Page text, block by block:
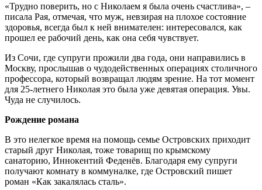
«Трудно поверить, но с Николаем я была очень счастлива», –
писала Рая, отмечая, что муж, невзирая на плохое состояние
здоровья, всегда был к ней внимателен: интересовался, как
прошел ее рабочий день, как она себя чувствует.
Из Сочи, где супруги прожили два года, они направились в
Москву, прослышав о чудодейственных операциях столичного
профессора, который возвращал людям зрение. На тот момент
для 25-летнего Николая это была уже девятая операция. Увы.
Чуда не случилось.
Рождение романа
В это нелегкое время на помощь семье Островских приходит
старый друг Николая, тоже товарищ по крымскому
санаторию, Иннокентий Феденёв. Благодаря ему супруги
получают комнату в коммуналке, где Островский пишет
роман «Как закалялась сталь».